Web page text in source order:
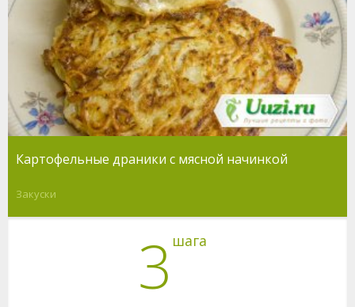
Картофельные драники с мясной начинкой
Закуски
3 шага